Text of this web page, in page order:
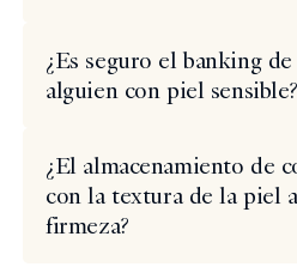
¿Es seguro el banking
alguien con piel sensible?
¿El almacenamiento de
con la textura de la piel
firmeza?